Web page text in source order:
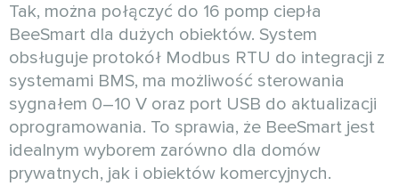
Tak, można połączyć do 16 pomp ciepła
BeeSmart dla dużych obiektów. System
obsługuje protokół Modbus RTU do integracji z
systemami BMS, ma możliwość sterowania
sygnałem 0–10 V oraz port USB do aktualizacji
oprogramowania. To sprawia, że BeeSmart jest
idealnym wyborem zarówno dla domów
prywatnych, jak i obiektów komercyjnych.